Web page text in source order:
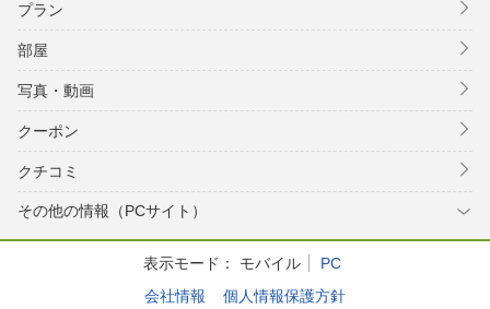
プラン
部屋
写真・動画
クーポン
クチコミ
その他の情報（PCサイト）
表示モード： モバイル
PC
会社情報
個人情報保護方針